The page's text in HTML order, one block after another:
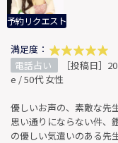
予約リクエスト
満足度：
電話占い
［投稿日］
e / 50代 女性
優しいお声の、素敵な先
思い通りにならない件、
の優しい気遣いのある先